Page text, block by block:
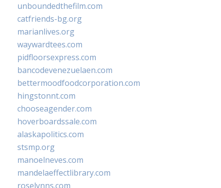
unboundedthefilm.com
catfriends-bg.org
marianlives.org
waywardtees.com
pidfloorsexpress.com
bancodevenezuelaen.com
bettermoodfoodcorporation.com
hingstonnt.com
chooseagender.com
hoverboardssale.com
alaskapolitics.com
stsmp.org
manoelneves.com
mandelaeffectlibrary.com
roselynns.com